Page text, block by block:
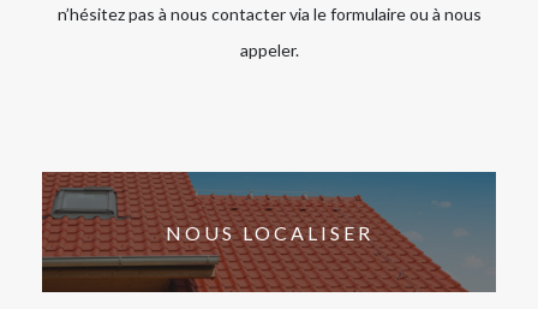
n’hésitez pas à nous contacter via le formulaire ou à nous
appeler.
NOUS LOCALISER